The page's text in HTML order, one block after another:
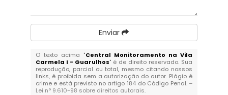
Enviar
O texto acima "Central Monitoramento na Vila
Carmela I - Guarulhos" é de direito reservado. Sua
reprodução, parcial ou total, mesmo citando nossos
links, é proibida sem a autorização do autor. Plágio é
crime e está previsto no artigo 184 do Código Penal. –
Lei n° 9.610-98 sobre direitos autorais.